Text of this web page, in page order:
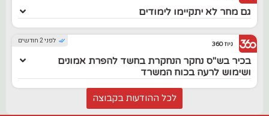
גם מחר לא יתקיימו לימודים
לפני 2 חודשים ניוז 360
בכיר בש"ס נחקר הנחקרת בחשד להפרת אמונים
ושימוש לרעה בכוח המשרד
לכל ההודעות בקבוצה